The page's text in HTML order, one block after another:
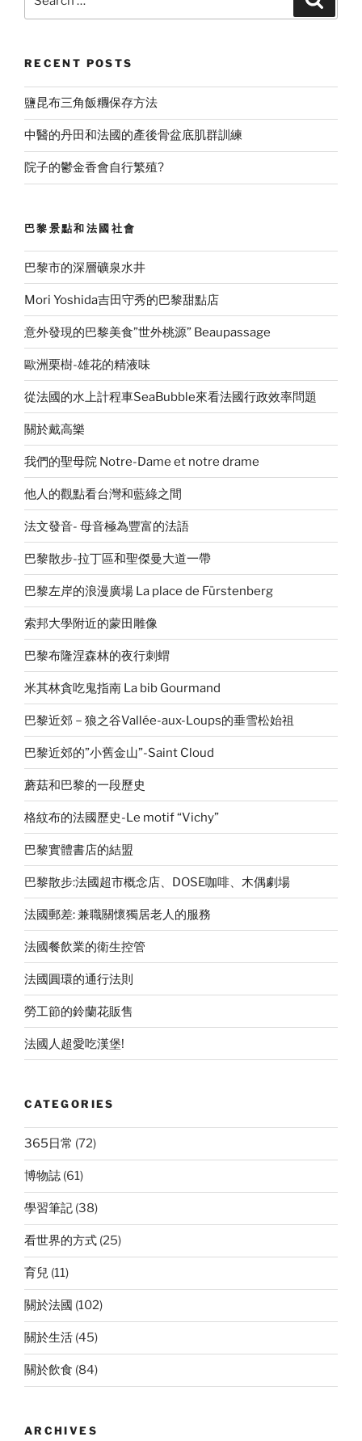
RECENT POSTS
鹽昆布三角飯糰保存方法
中醫的丹田和法國的產後骨盆底肌群訓練
院子的鬱金香會自行繁殖?
巴黎景點和法國社會
巴黎市的深層礦泉水井
Mori Yoshida吉田守秀的巴黎甜點店
意外發現的巴黎美食”世外桃源” Beaupassage
歐洲栗樹-雄花的精液味
從法國的水上計程車SeaBubble來看法國行政效率問題
關於戴高樂
我們的聖母院 Notre-Dame et notre drame
他人的觀點看台灣和藍綠之間
法文發音- 母音極為豐富的法語
巴黎散步-拉丁區和聖傑曼大道一帶
巴黎左岸的浪漫廣場 La place de Fürstenberg
索邦大學附近的蒙田雕像
巴黎布隆涅森林的夜行刺蝟
米其林貪吃鬼指南 La bib Gourmand
巴黎近郊－狼之谷Vallée-aux-Loups的垂雪松始祖
巴黎近郊的”小舊金山”-Saint Cloud
蘑菇和巴黎的一段歷史
格紋布的法國歷史-Le motif “Vichy”
巴黎實體書店的結盟
巴黎散步:法國超市概念店、DOSE咖啡、木偶劇場
法國郵差: 兼職關懷獨居老人的服務
法國餐飲業的衛生控管
法國圓環的通行法則
勞工節的鈴蘭花販售
法國人超愛吃漢堡!
CATEGORIES
365日常 (72)
博物誌 (61)
學習筆記 (38)
看世界的方式 (25)
育兒 (11)
關於法國 (102)
關於生活 (45)
關於飲食 (84)
ARCHIVES